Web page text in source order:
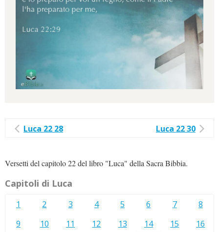
Luca 22 28 Luca 22 30
Versetti del capitolo 22 del libro "Luca" della Sacra Bibbia.
Capitoli di Luca
1 2 3 4 5 6 7
8
9
10 11 12 13 14 15
16